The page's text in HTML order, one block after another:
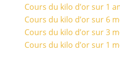
Cours du kilo d’or sur 1
Cours du kilo d’or sur 6
Cours du kilo d’or sur 3
Cours du kilo d’or sur 1